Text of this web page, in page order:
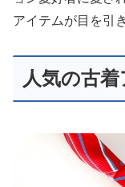
アイテムが目を引
人気の古